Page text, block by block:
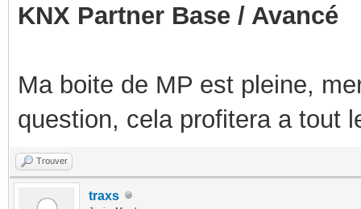
KNX Partner Base / Avancé
Ma boite de MP est pleine,
question, cela profitera a tout
Trouver
traxs